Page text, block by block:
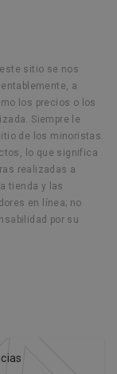
sitio se nos
a
los precios o los
Siempre le
de los minoristas.
lo que significa
realizadas a
tienda y las
en línea; no
por su